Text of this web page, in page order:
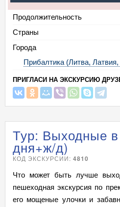
Продолжительность
Страны
Города
Прибалтика (Литва,
ПРИГЛАСИ НА ЭКСКУРСИЮ
Тур: Выходные
дня+ж/д)
КОД ЭКСКУРСИИ:4810
Что может быть лучше
пешеходная экскурсия по
его мощеные улочки и